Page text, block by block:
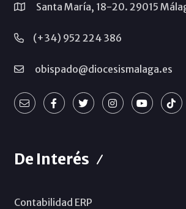
Santa María, 18-20. 29015
(+34) 952 224 386
obispado@diocesismalaga.es
De Interés
Contabilidad ERP